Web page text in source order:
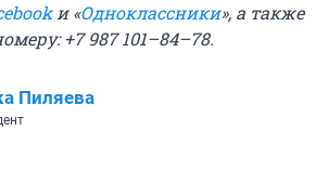
и «Одноклассники», а также
+7 987 101–84–78.
Пиляева